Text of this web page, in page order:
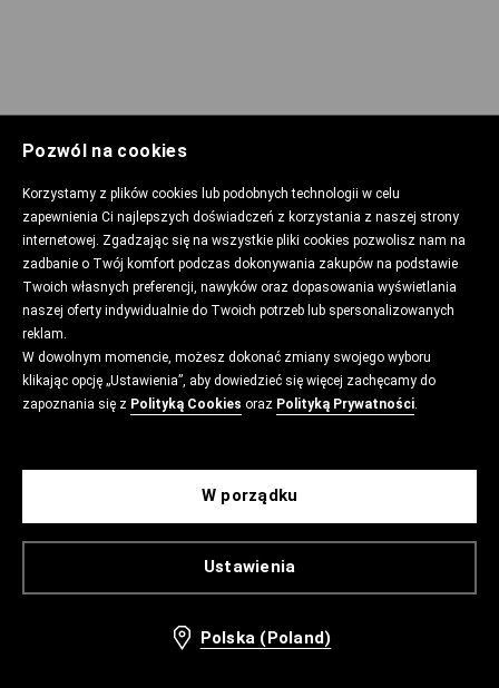
Pozwól na cookies
Korzystamy z plików cookies lub podobnych technologii w celu
zapewnienia Ci najlepszych doświadczeń z korzystania z naszej strony
internetowej. Zgadzając się na wszystkie pliki cookies pozwolisz nam na
zadbanie o Twój komfort podczas dokonywania zakupów na podstawie
Twoich własnych preferencji, nawyków oraz dopasowania wyświetlania
naszej oferty indywidualnie do Twoich potrzeb lub spersonalizowanych
reklam.
W dowolnym momencie, możesz dokonać zmiany swojego wyboru
klikając opcję „Ustawienia”, aby dowiedzieć się więcej zachęcamy do
zapoznania się z Polityką Cookies oraz Polityką Prywatności.
Ustawienia
W porządku
Polska (Poland)